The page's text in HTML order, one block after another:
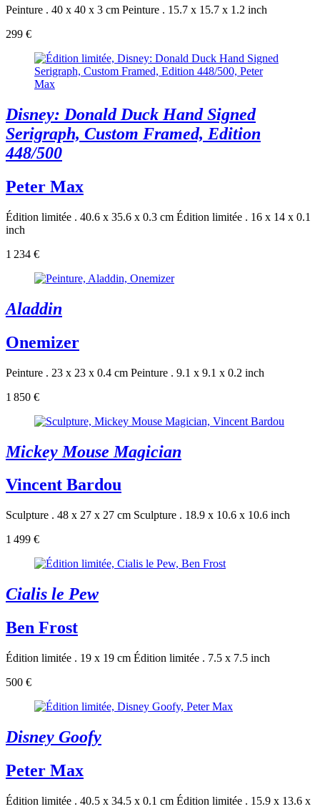
Peinture . 40 x 40 x 3 cm Peinture . 15.7 x 15.7 x 1.2 inch
299 €
Disney: Donald Duck Hand Signed
Serigraph, Custom Framed, Edition
448/500
Peter Max
Édition limitée . 40.6 x 35.6 x 0.3 cm Édition limitée . 16 x 14 x 0.1
inch
1 234 €
Aladdin
Onemizer
Peinture . 23 x 23 x 0.4 cm Peinture . 9.1 x 9.1 x 0.2 inch
1 850 €
Mickey Mouse Magician
Vincent Bardou
Sculpture . 48 x 27 x 27 cm Sculpture . 18.9 x 10.6 x 10.6 inch
1 499 €
Cialis le Pew
Ben Frost
Édition limitée . 19 x 19 cm Édition limitée . 7.5 x 7.5 inch
500 €
Disney Goofy
Peter Max
Édition limitée . 40.5 x 34.5 x 0.1 cm Édition limitée . 15.9 x 13.6 x